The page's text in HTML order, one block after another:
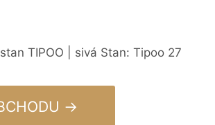
TIPOO | sivá Stan: Tipoo 27
→